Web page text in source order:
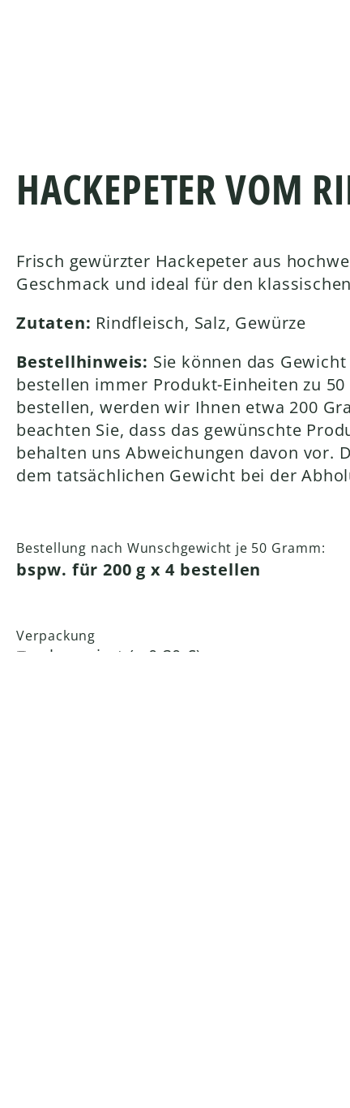
HACKEPETER VOM
Frisch gewürzter Hackepeter aus
Geschmack und ideal für den
Zutaten: Rindfleisch, Salz, Gewürze
Bestellhinweis: Sie können das
bestellen immer Produkt-Einheiten zu
bestellen, werden wir Ihnen etwa 200
beachten Sie, dass das gewünschte
behalten uns Abweichungen davon vor.
dem tatsächlichen Gewicht bei der
Bestellung nach Wunschgewicht je 50 Gramm:
bspw. für 200 g x 4 bestellen
Verpackung
vakuumiert (+ 0,30 €)